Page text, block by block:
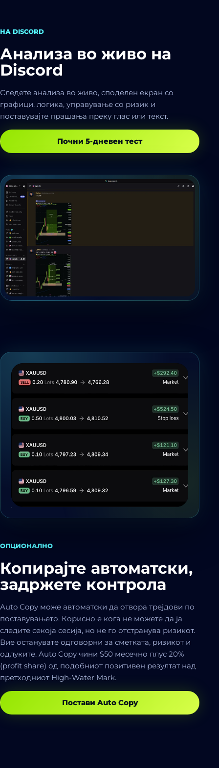
НА DISCORD
Анализа во живо на
Discord
Следете анализа во живо, споделен екран со
графици, логика, управување со ризик и
поставувајте прашања преку глас или текст.
Почни 5-дневен тест
ОПЦИОНАЛНО
Копирајте автоматски,
задржете контрола
Auto Copy може автоматски да отвора трејдови по
поставувањето. Корисно е кога не можете да ја
следите секоја сесија, но не го отстранува ризикот.
Вие останувате одговорни за сметката, ризикот и
одлуките. Auto Copy чини $50 месечно плус 20%
(profit share) од подобниот позитивен резултат над
претходниот High-Water Mark.
Постави Auto Copy